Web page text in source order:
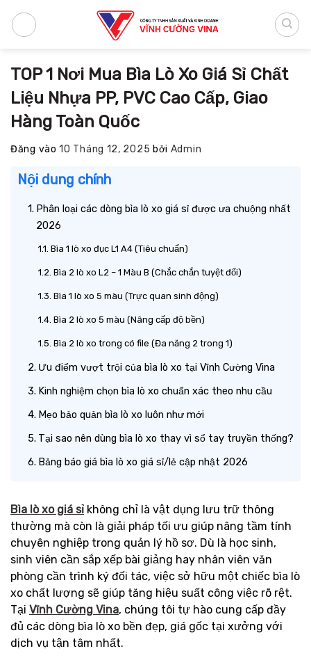
qua
TOP 1 Nơi Mua Bìa Lò Xo Giá Sỉ Chất
Liệu Nhựa PP, PVC Cao Cấp, Giao
Hàng Toàn Quốc
Đăng vào10 Tháng 12, 2025 bởi Admin
Nội dung chính
Phân loại các dòng bìa lò xo giá sỉ được ưa chuộng nhất
2026
Bìa 1 lò xo đục L1 A4 (Tiêu chuẩn)
Bìa 2 lò xo L2 – 1 Màu B (Chắc chắn tuyệt đối)
Bìa 1 lò xo 5 màu (Trực quan sinh động)
Bìa 2 lò xo 5 màu (Nâng cấp độ bền)
Bìa 2 lò xo trong có file (Đa năng 2 trong 1)
Ưu điểm vượt trội của bìa lò xo tại Vĩnh Cường Vina
Kinh nghiệm chọn bìa lò xo chuẩn xác theo nhu cầu
Mẹo bảo quản bìa lò xo luôn như mới
Tại sao nên dùng bìa lò xo thay vì sổ tay truyền thống?
Bảng báo giá bìa lò xo giá sỉ/lẻ cập nhật 2026
Bìa lò xo giá sỉ không chỉ là vật dụng lưu trữ thông
thường mà còn là giải pháp tối ưu giúp nâng tầm tính
chuyên nghiệp trong quản lý hồ sơ. Dù là học sinh,
sinh viên cần sắp xếp bài giảng hay nhân viên văn
phòng cần trình ký đối tác, việc sở hữu một chiếc bìa lò
xo chất lượng sẽ giúp tăng hiệu suất công việc rõ rệt.
Tại Vĩnh Cường Vina, chúng tôi tự hào cung cấp đầy
đủ các dòng bìa lò xo bền đẹp, giá gốc tại xưởng với
dịch vụ tận tâm nhất.